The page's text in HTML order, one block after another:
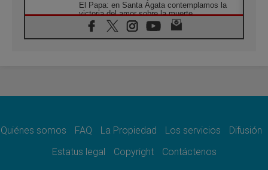
El Papa: en Santa Ágata contemplamos la
victoria del amor sobre la muerte
08.08.2026
León XIV visitará el Santuario de la Madre
07.08.2026
07.08.2026
el compromiso del cristiano"
Quiénes somos FAQ La Propiedad Los servicios
Difusión
Estatus legal
Copyright Contáctenos